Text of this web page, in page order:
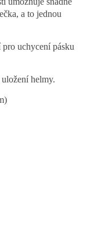
a to jednou
uchycení pásku
helmy.